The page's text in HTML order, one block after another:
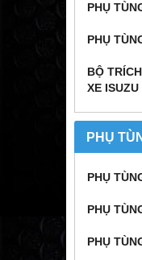
PHỤ
PHỤ
BỘ
XE ISUZU
PHỤ
PHỤ
PHỤ
PHỤ